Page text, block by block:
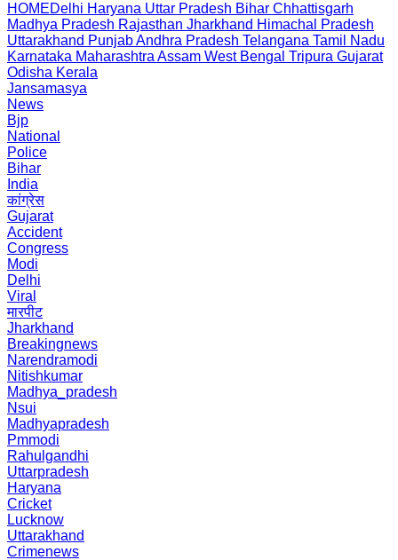
HOMEDelhi Haryana Uttar Pradesh Bihar Chhattisgarh
Madhya Pradesh Rajasthan Jharkhand Himachal Pradesh
Uttarakhand PunjabAndhra Pradesh Telangana Tamil Nadu
Karnataka Maharashtra Assam West Bengal Tripura Gujarat
Odisha Kerala
Jansamasya
News
Bjp
National
Police
Bihar
India
कांग्रेस
Gujarat
Accident
Congress
Modi
Delhi
Viral
मारपीट
Jharkhand
Breakingnews
Narendramodi
Nitishkumar
Madhya_pradesh
Nsui
Madhyapradesh
Pmmodi
Rahulgandhi
Uttarpradesh
Haryana
Cricket
Lucknow
Uttarakhand
Crimenews